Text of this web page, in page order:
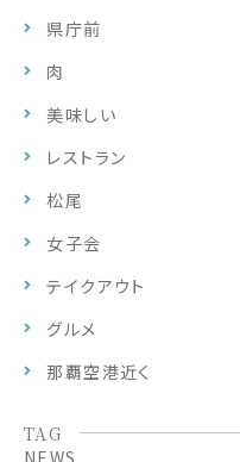
県庁前
肉
美味しい
レストラン
松尾
女子会
テイクアウト
グルメ
那覇空港近く
TAG